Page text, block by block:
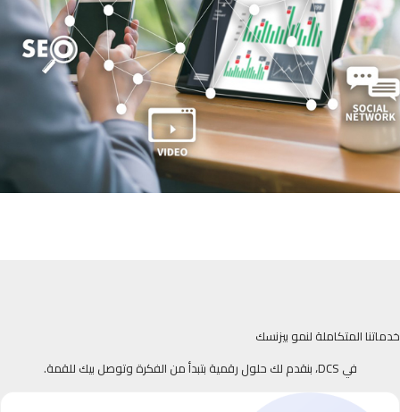
خدماتنا المتكاملة لنمو بيزنسك
في DCS، بنقدم لك حلول رقمية بتبدأ من الفكرة وتوصل بيك للقمة.